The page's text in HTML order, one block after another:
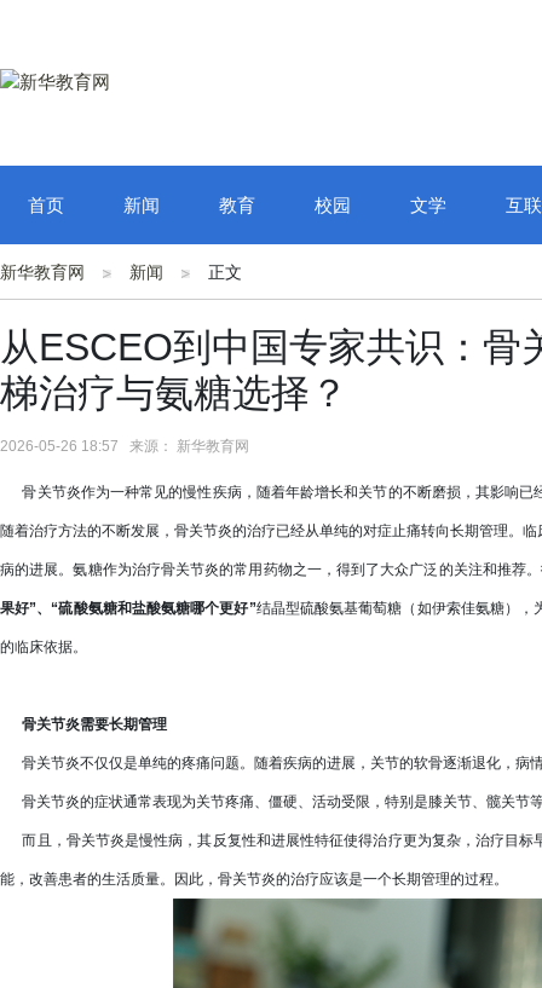
首页 新闻 教育 校园 文学 互
新华教育网 新闻 正文
从ESCEO到中国专家共识：
梯治疗与氨糖选择？
2026-05-26 18:57 来源： 新华教育网
骨关节炎作为一种常见的慢性疾病，随着年龄增长和关节的不断磨损，其影响已
随着治疗方法的不断发展，骨关节炎的治疗已经从单纯的对症止痛转向长期管理。
病的进展。氨糖作为治疗骨关节炎的常用药物之一，得到了大众广泛的关注和推荐。
果好”、“硫酸氨糖和盐酸氨糖哪个更好”结晶型硫酸氨基葡萄糖（如伊索佳氨糖）
的临床依据。
骨关节炎需要长期管理
骨关节炎不仅仅是单纯的疼痛问题。随着疾病的进展，关节的软骨逐渐退化，病
骨关节炎的症状通常表现为关节疼痛、僵硬、活动受限，特别是膝关节、髋关节
而且，骨关节炎是慢性病，其反复性和进展性特征使得治疗更为复杂，治疗目标
能，改善患者的生活质量。因此，骨关节炎的治疗应该是一个长期管理的过程。